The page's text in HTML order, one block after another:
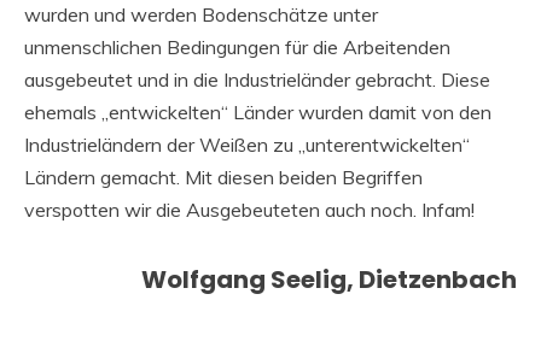
wurden und werden Bodenschätze unter
unmenschlichen Bedingungen für die Arbeitenden
ausgebeutet und in die Industrieländer gebracht. Diese
ehemals „entwickelten“ Länder wurden damit von den
Industrieländern der Weißen zu „unterentwickelten“
Ländern gemacht. Mit diesen beiden Begriffen
verspotten wir die Ausgebeuteten auch noch. Infam!
Wolfgang Seelig, Dietzenbach